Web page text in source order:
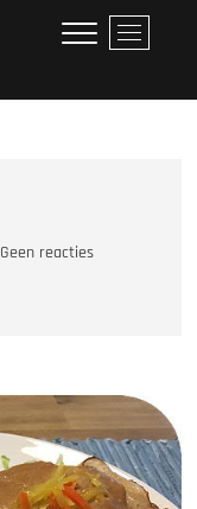
M
e
Geen reacties